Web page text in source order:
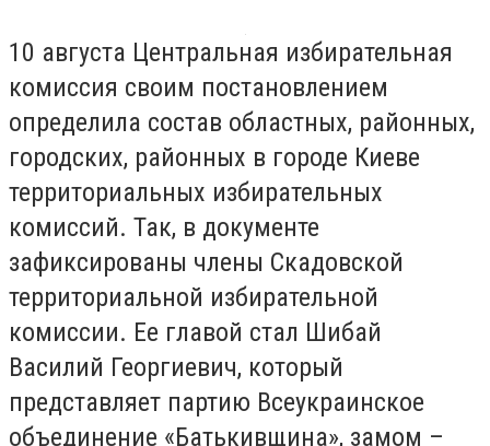
10 августа Центральная избирательная
комиссия своим постановлением
определила состав областных, районных,
городских, районных в городе Киеве
территориальных избирательных
комиссий. Так, в документе
зафиксированы члены Скадовской
территориальной избирательной
комиссии. Ее главой стал Шибай
Василий Георгиевич, который
представляет партию Всеукраинское
объединение «Батькивщина», замом –